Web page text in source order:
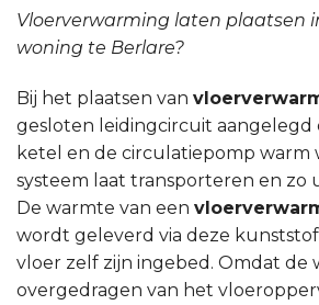
Vloerverwarming laten plaatsen
woning te Berlare?
Bij het plaatsen van
gesloten leidingcircuit aangelegd
ketel en de circulatiepomp warm
systeem laat transporteren en zo
De warmte van een
wordt geleverd via deze
vloer zelf zijn ingebed. Omdat de
overgedragen van het